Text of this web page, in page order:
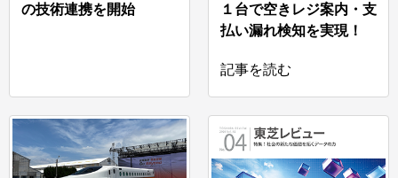
の技術連携を開始
１台で空きレジ案内・支
払い漏れ検知を実現！
記事を読む